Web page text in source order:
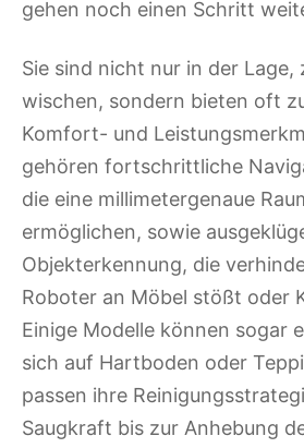
gehen noch einen Schritt
Sie sind nicht nur in der Lage,
wischen, sondern bieten oft
Komfort- und
gehören fortschrittliche
die eine millimetergenaue
ermöglichen, sowie
Objekterkennung, die
Roboter an Möbel stößt oder
Einige Modelle können sogar
sich auf Hartboden oder
passen ihre
Saugkraft bis zur Anhebung